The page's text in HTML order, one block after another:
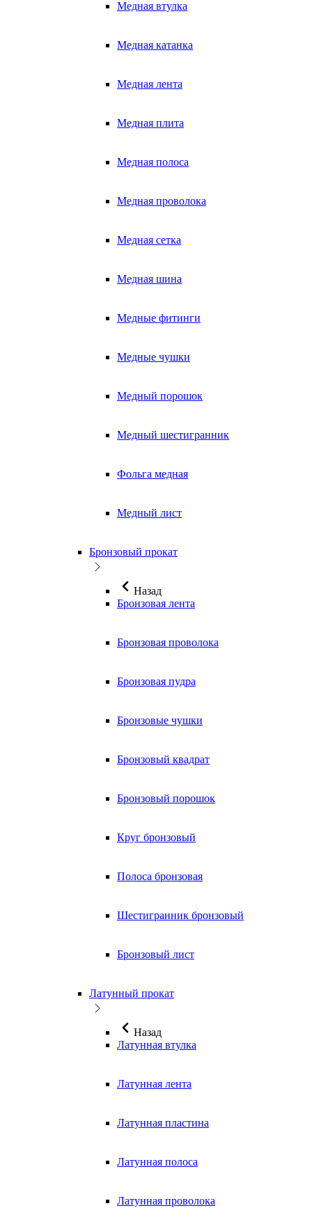
Медная втулка
Медная катанка
Медная лента
Медная плита
Медная полоса
Медная проволока
Медная сетка
Медная шина
Медные фитинги
Медные чушки
Медный порошок
Медный шестигранник
Фольга медная
Медный лист
Бронзовый прокат
Назад
Бронзовая лента
Бронзовая проволока
Бронзовая пудра
Бронзовые чушки
Бронзовый квадрат
Бронзовый порошок
Круг бронзовый
Полоса бронзовая
Шестигранник бронзовый
Бронзовый лист
Латунный прокат
Назад
Латунная втулка
Латунная лента
Латунная пластина
Латунная полоса
Латунная проволока